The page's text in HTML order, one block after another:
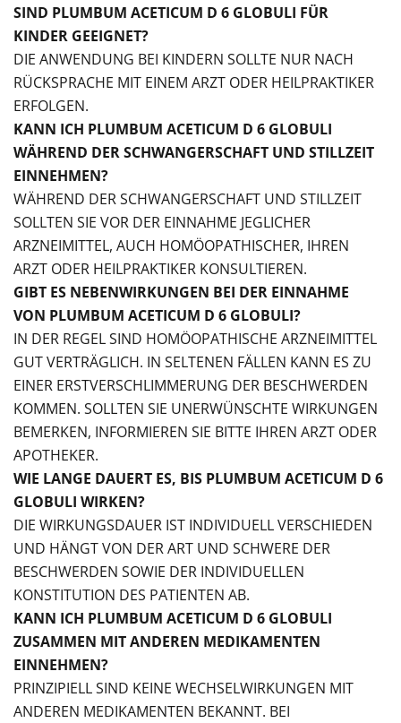
SIND PLUMBUM ACETICUM D 6 GLOBULI FÜR
KINDER GEEIGNET?
DIE ANWENDUNG BEI KINDERN SOLLTE NUR NACH
RÜCKSPRACHE MIT EINEM ARZT ODER HEILPRAKTIKER
ERFOLGEN.
KANN ICH PLUMBUM ACETICUM D 6 GLOBULI
WÄHREND DER SCHWANGERSCHAFT UND STILLZEIT
EINNEHMEN?
WÄHREND DER SCHWANGERSCHAFT UND STILLZEIT
SOLLTEN SIE VOR DER EINNAHME JEGLICHER
ARZNEIMITTEL, AUCH HOMÖOPATHISCHER, IHREN
ARZT ODER HEILPRAKTIKER KONSULTIEREN.
GIBT ES NEBENWIRKUNGEN BEI DER EINNAHME
VON PLUMBUM ACETICUM D 6 GLOBULI?
IN DER REGEL SIND HOMÖOPATHISCHE ARZNEIMITTEL
GUT VERTRÄGLICH. IN SELTENEN FÄLLEN KANN ES ZU
EINER ERSTVERSCHLIMMERUNG DER BESCHWERDEN
KOMMEN. SOLLTEN SIE UNERWÜNSCHTE WIRKUNGEN
BEMERKEN, INFORMIEREN SIE BITTE IHREN ARZT ODER
APOTHEKER.
WIE LANGE DAUERT ES, BIS PLUMBUM ACETICUM D 6
GLOBULI WIRKEN?
DIE WIRKUNGSDAUER IST INDIVIDUELL VERSCHIEDEN
UND HÄNGT VON DER ART UND SCHWERE DER
BESCHWERDEN SOWIE DER INDIVIDUELLEN
KONSTITUTION DES PATIENTEN AB.
KANN ICH PLUMBUM ACETICUM D 6 GLOBULI
ZUSAMMEN MIT ANDEREN MEDIKAMENTEN
EINNEHMEN?
PRINZIPIELL SIND KEINE WECHSELWIRKUNGEN MIT
ANDEREN MEDIKAMENTEN BEKANNT. BEI